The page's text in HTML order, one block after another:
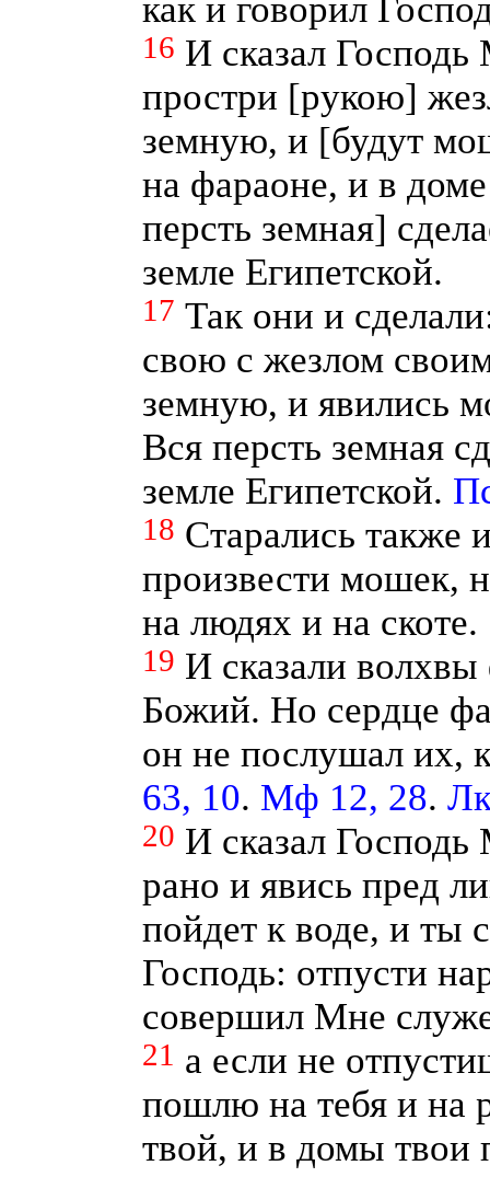
как и говорил
16 И сказал
простри [рукою]
земную, и [будут
на фараоне, и в
персть земная]
земле Египетской.
17 Так они и
свою с жезлом
земную, и явились
Вся персть земная
земле Египетской.
18 Старались также
произвести мошек,
на людях и на скоте.
19 И сказали волхвы
Божий. Но сердце
он не послушал их,
63, 10. Мф 12, 28.
20 И сказал Господь
рано и явись пред
пойдет к воде, и ты
Господь: отпусти
совершил Мне
21 а если не
пошлю на тебя и на
твой, и в домы твои